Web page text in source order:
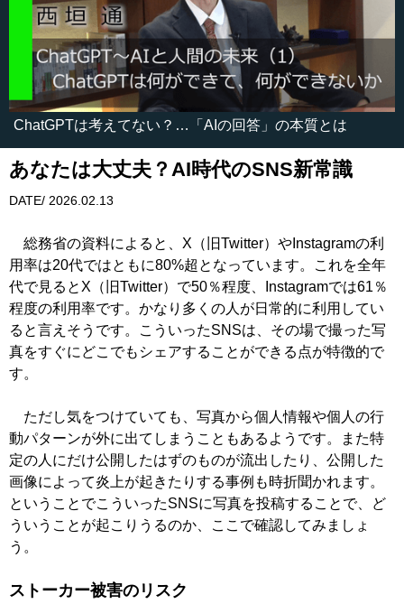
ChatGPTは考えてない？…「AIの回答」の本質とは
あなたは大丈夫？AI時代のSNS新常識
DATE/ 2026.02.13
総務省の資料によると、X（旧Twitter）やInstagramの利
用率は20代ではともに80%超となっています。これを全年
代で見るとX（旧Twitter）で50％程度、Instagramでは61％
程度の利用率です。かなり多くの人が日常的に利用してい
ると言えそうです。こういったSNSは、その場で撮った写
真をすぐにどこでもシェアすることができる点が特徴的で
す。
ただし気をつけていても、写真から個人情報や個人の行
動パターンが外に出てしまうこともあるようです。また特
定の人にだけ公開したはずのものが流出したり、公開した
画像によって炎上が起きたりする事例も時折聞かれます。
ということでこういったSNSに写真を投稿することで、ど
ういうことが起こりうるのか、ここで確認してみましょ
う。
ストーカー被害のリスク